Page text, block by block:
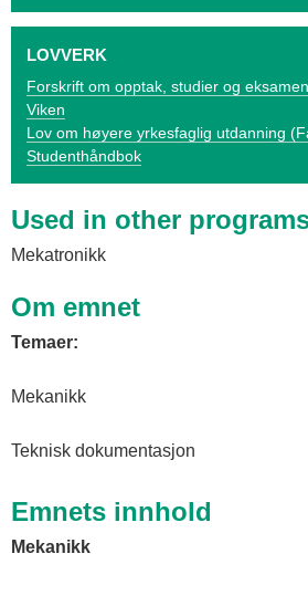
i
k
e
n
LOVVERK
Forskrift om opptak, studier og
Viken
Lov om høyere yrkesfaglig utdanning
Studenthåndbok
Used in other
Mekatronikk
Om emnet
Temaer:
Mekanikk
Teknisk dokumentasjon
Emnets innhold
Mekanikk